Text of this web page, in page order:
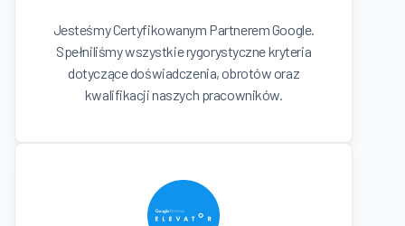
Jesteśmy Certyfikowanym Partnerem Google.
Spełniliśmy wszystkie rygorystyczne kryteria
dotyczące doświadczenia, obrotów oraz
kwalifikacji naszych pracowników.